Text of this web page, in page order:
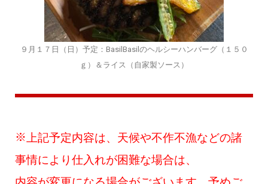
９月１７日（日）予定：BasilBasilのヘルシーハンバーグ（１５０
ｇ）＆ライス（自家製ソース）
※上記予定内容は、天候や不作不漁などの諸
事情により仕入れが困難な場合は、